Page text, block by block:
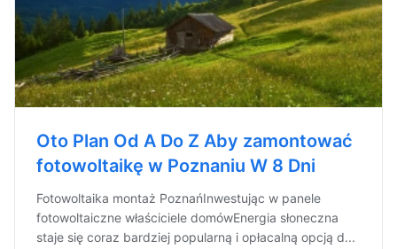
Oto Plan Od A Do Z Aby zamontować
fotowoltaikę w Poznaniu W 8 Dni
Fotowoltaika montaż PoznańInwestując w panele
fotowoltaiczne właściciele domówEnergia słoneczna
staje się coraz bardziej popularną i opłacalną opcją d...